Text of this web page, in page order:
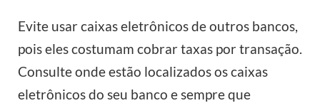
Evite usar caixas eletrônicos de outros bancos,
pois eles costumam cobrar taxas por transação.
Consulte onde estão localizados os caixas
eletrônicos do seu banco e sempre que